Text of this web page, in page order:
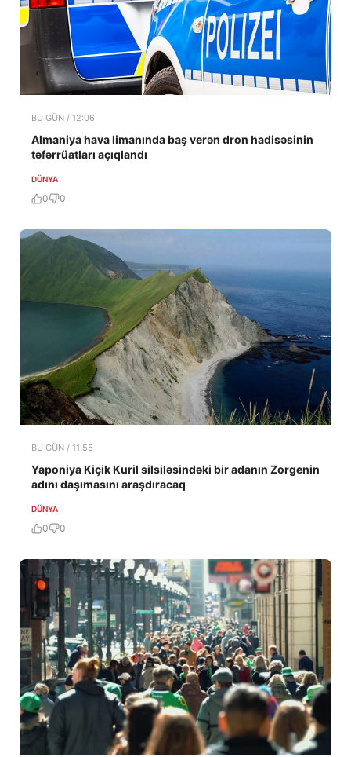
BU GÜN / 12:06
Almaniya hava limanında baş verən dron hadisəsinin
təfərrüatları açıqlandı
DÜNYA
0 0
BU GÜN / 11:55
Yaponiya Kiçik Kuril silsiləsindəki bir adanın Zorgenin
adını daşımasını araşdıracaq
DÜNYA
0 0